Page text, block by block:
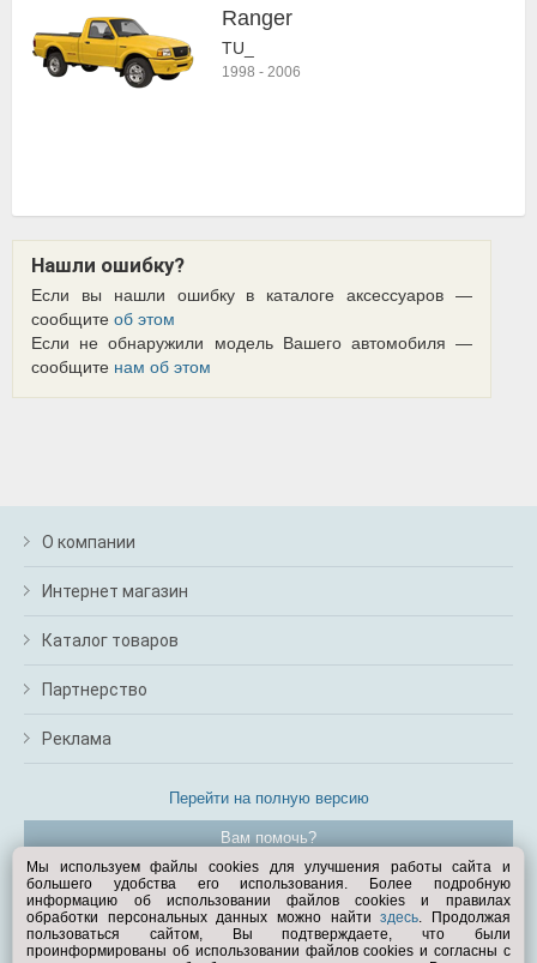
Ranger
TU_
1998 - 2006
Нашли ошибку?
Если вы нашли ошибку в каталоге аксессуаров —
сообщите об этом
Если не обнаружили модель Вашего автомобиля —
сообщите нам об этом
О компании
Интернет магазин
Каталог товаров
Партнерство
Реклама
Перейти на полную версию
Вам помочь?
© Exist.ru 1998—2026
Мы используем файлы cookies для улучшения работы сайта и
большего удобства его использования. Более подробную
информацию об использовании файлов cookies и правилах
обработки персональных данных можно найтиздесь. Продолжая
пользоваться сайтом, Вы подтверждаете, что были
проинформированы об использовании файлов cookies и согласны с